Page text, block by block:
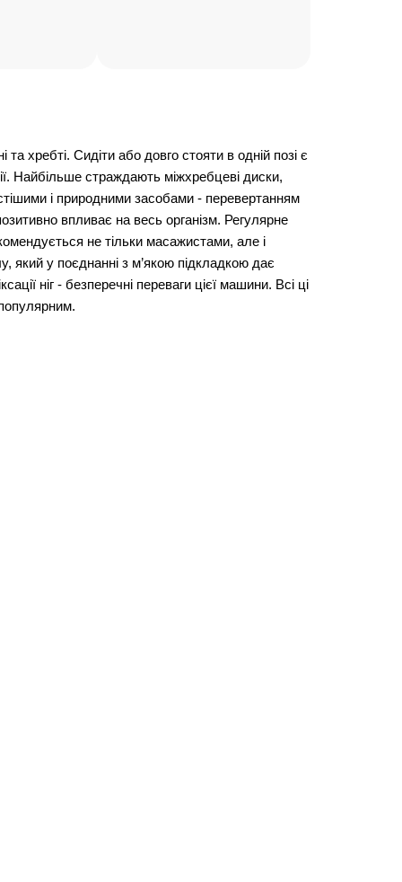
хребті. Сидіти або довго стояти в одній позі є
Найбільше страждають міжхребцеві диски,
і природними засобами - перевертанням
впливає на весь організм. Регулярне
не тільки масажистами, але і
який у поєднанні з м’якою підкладкою дає
ніг - безперечні переваги цієї машини. Всі ці